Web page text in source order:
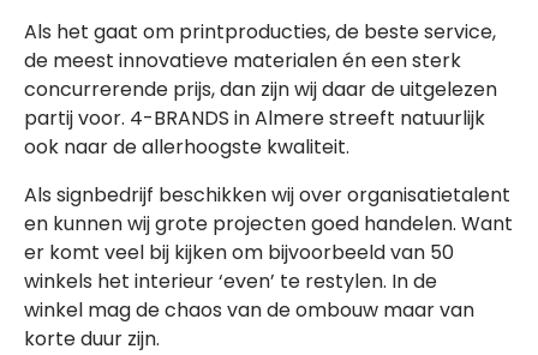
Als het gaat om printproducties, de beste service,
de meest innovatieve materialen én een sterk
concurrerende prijs, dan zijn wij daar de uitgelezen
partij voor. 4-BRANDS in Almere streeft natuurlijk
ook naar de allerhoogste kwaliteit.
Als signbedrijf beschikken wij over organisatietalent
en kunnen wij grote projecten goed handelen. Want
er komt veel bij kijken om bijvoorbeeld van 50
winkels het interieur ‘even’ te restylen. In de
winkel mag de chaos van de ombouw maar van
korte duur zijn.